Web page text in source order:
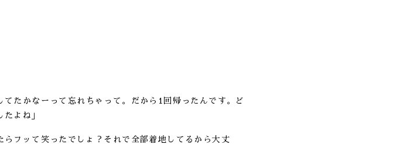
たかなーって忘れちゃって。だから1回帰ったんです。ど
よね」
フッて笑ったでしょ？それで全部着地してるから大丈